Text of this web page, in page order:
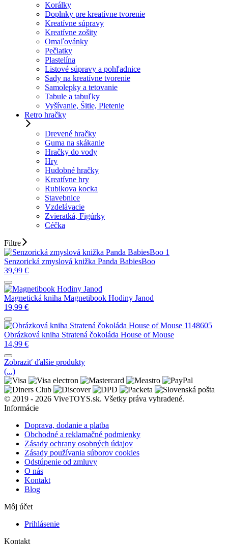
Korálky
Doplnky pre kreatívne tvorenie
Kreatívne súpravy
Kreatívne zošity
Omaľovánky
Pečiatky
Plastelína
Listové súpravy a pohľadnice
Sady na kreatívne tvorenie
Samolepky a tetovanie
Tabule a tabuľky
Vyšívanie, Šitie, Pletenie
Retro hračky
Drevené hračky
Guma na skákanie
Hračky do vody
Hry
Hudobné hračky
Kreatívne hry
Rubikova kocka
Stavebnice
Vzdelávacie
Zvieratká, Figúrky
Céčka
Filtre
Senzorická zmyslová knižka Panda BabiesBoo
39,99 €
Magnetická kniha Magnetibook Hodiny Janod
19,99 €
Obrázková kniha Stratená čokoláda House of Mouse
14,99 €
Zobraziť ďalšie produkty
(...)
© 2019 - 2026 ViveTOYS.sk. Všetky práva vyhradené.
Informácie
Doprava, dodanie a platba
Obchodné a reklamačné podmienky
Zásady ochrany osobných údajov
Zásady používania súborov cookies
Odstúpenie od zmluvy
O nás
Kontakt
Blog
Môj účet
Prihlásenie
Kontakt